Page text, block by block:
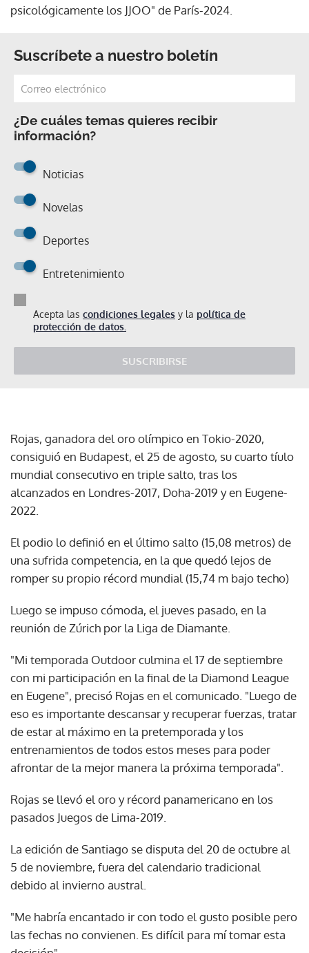
psicológicamente los JJOO" de París-2024.
Suscríbete a nuestro boletín
¿De cuáles temas quieres recibir
información?
Noticias
Novelas
Deportes
Entretenimiento
Acepta las condiciones legales y la política de
protección de datos.
SUSCRIBIRSE
Rojas, ganadora del oro olímpico en Tokio-2020,
consiguió en Budapest, el 25 de agosto, su cuarto tíulo
mundial consecutivo en triple salto, tras los
alcanzados en Londres-2017, Doha-2019 y en Eugene-
2022.
El podio lo definió en el último salto (15,08 metros) de
una sufrida competencia, en la que quedó lejos de
romper su propio récord mundial (15,74 m bajo techo)
Luego se impuso cómoda, el jueves pasado, en la
reunión de Zúrich por la Liga de Diamante.
"Mi temporada Outdoor culmina el 17 de septiembre
con mi participación en la final de la Diamond League
en Eugene", precisó Rojas en el comunicado. "Luego de
eso es importante descansar y recuperar fuerzas, tratar
de estar al máximo en la pretemporada y los
entrenamientos de todos estos meses para poder
afrontar de la mejor manera la próxima temporada".
Rojas se llevó el oro y récord panamericano en los
pasados Juegos de Lima-2019.
La edición de Santiago se disputa del 20 de octubre al
5 de noviembre, fuera del calendario tradicional
debido al invierno austral.
"Me habría encantado ir con todo el gusto posible pero
las fechas no convienen. Es difícil para mí tomar esta